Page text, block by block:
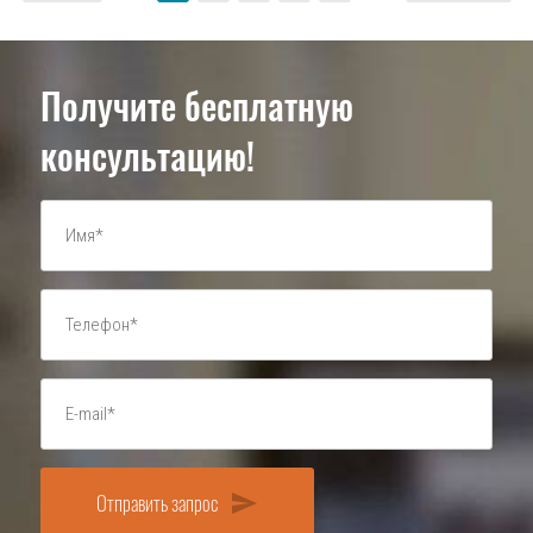
Получите бесплатную
консультацию!
Отправить запрос send